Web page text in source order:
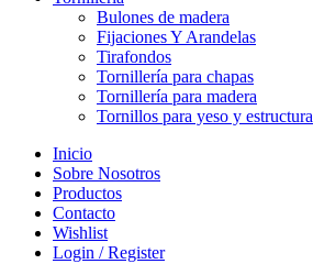
Bulones de madera
Fijaciones Y Arandelas
Tirafondos
Tornillería para chapas
Tornillería para madera
Tornillos para yeso y estructura
Inicio
Sobre Nosotros
Productos
Contacto
Wishlist
Login / Register